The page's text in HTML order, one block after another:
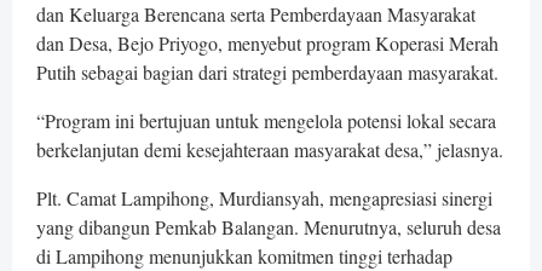
dan Keluarga Berencana serta Pemberdayaan Masyarakat
dan Desa, Bejo Priyogo, menyebut program Koperasi Merah
Putih sebagai bagian dari strategi pemberdayaan masyarakat.
“Program ini bertujuan untuk mengelola potensi lokal secara
berkelanjutan demi kesejahteraan masyarakat desa,” jelasnya.
Plt. Camat Lampihong, Murdiansyah, mengapresiasi sinergi
yang dibangun Pemkab Balangan. Menurutnya, seluruh desa
di Lampihong menunjukkan komitmen tinggi terhadap